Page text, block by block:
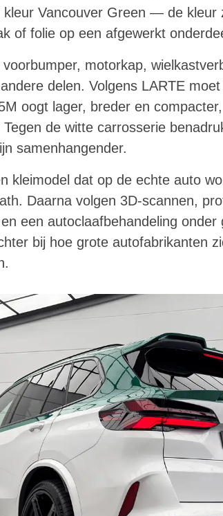
kleur Vancouver Green — de
of folie op een afgewerkt
motorkap,
delen. Volgens LARTE
oogt lager, breder en
de witte carrosserie
samenhangender.
kleimodel dat op de echte auto
Daarna volgen 3D-scannen,
een autoclaafbehandeling
bij hoe grote autofabrikanten